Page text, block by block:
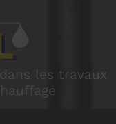
les travaux